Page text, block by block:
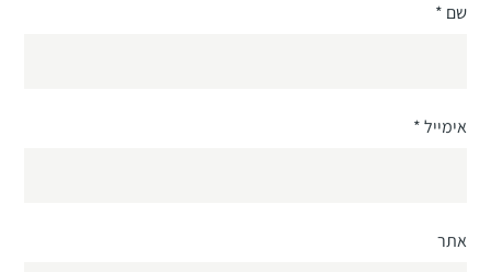
שם *
אימייל*
אתר